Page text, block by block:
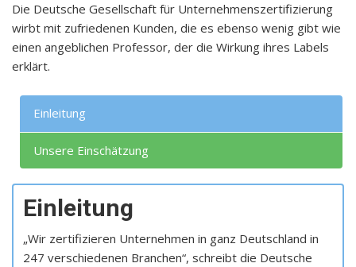
Die Deutsche Gesellschaft für Unternehmenszertifizierung
wirbt mit zufriedenen Kunden, die es ebenso wenig gibt wie
einen angeblichen Professor, der die Wirkung ihres Labels
erklärt.
Einleitung
Unsere Einschätzung
Einleitung
„Wir zertifizieren Unternehmen in ganz Deutschland in
247 verschiedenen Branchen“, schreibt die Deutsche